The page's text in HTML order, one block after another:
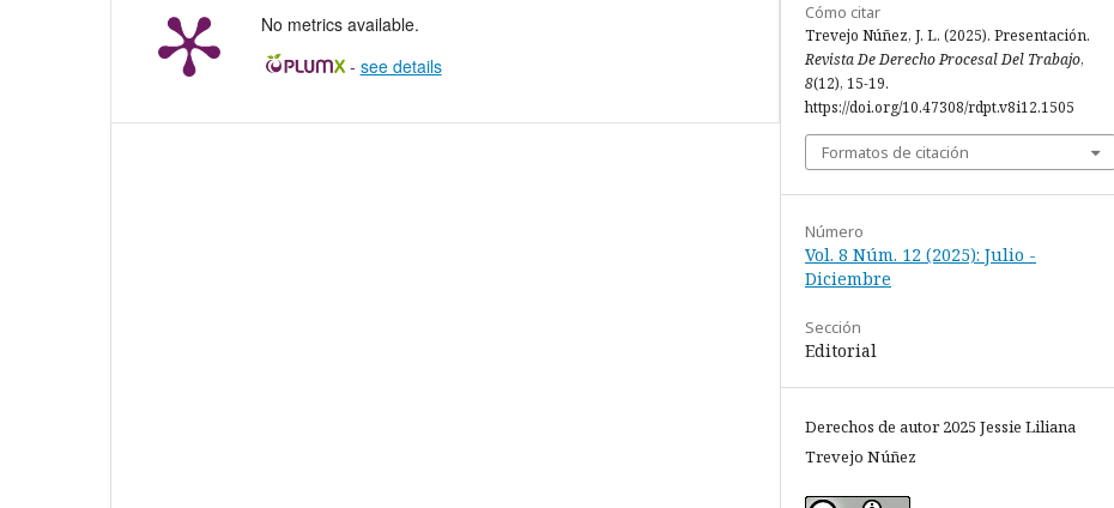
No metrics available.
- see details
Cómo citar
Trevejo Núñez, J. L. (2025). Presentación.
Revista De Derecho Procesal Del Trabajo,
8(12), 15-19.
https://doi.org/10.47308/rdpt.v8i12.1505
Formatos de citación
Número
Vol. 8 Núm. 12 (2025): Julio -
Diciembre
Sección
Editorial
Derechos de autor 2025 Jessie Liliana
Trevejo Núñez